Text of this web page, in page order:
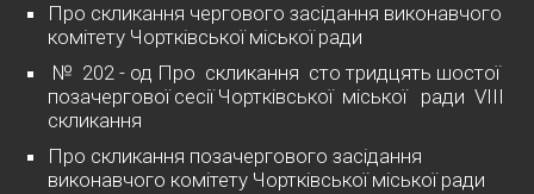
Про скликання чергового засідання виконавчого
комітету Чортківської міської ради
№ 202 - од Про скликання сто тридцять шостої
позачергової сесії Чортківської міської ради VІІІ
скликання
Про скликання позачергового засідання
виконавчого комітету Чортківської міської ради